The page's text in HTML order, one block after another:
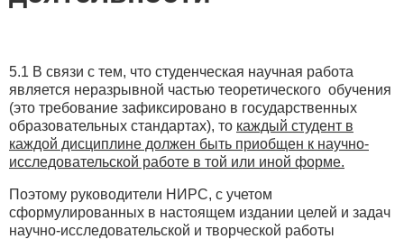
5.1 В связи с тем, что студенческая научная работа
является неразрывной частью теоретического обучения
(это требование зафиксировано в государственных
образовательных стандартах), то каждый студент в
каждой дисциплине должен быть приобщен к научно-
исследовательской работе в той или иной форме.
Поэтому руководители НИРС, с учетом
сформулированных в настоящем издании целей и задач
научно-исследовательской и творческой работы